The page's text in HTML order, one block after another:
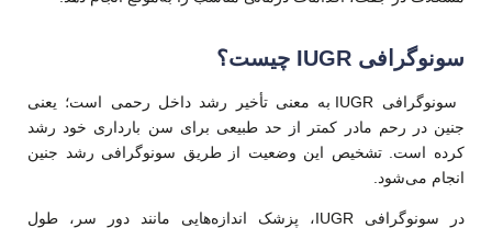
سونوگرافی IUGR چیست؟
سونوگرافی IUGR به معنی تأخیر رشد داخل رحمی است؛ یعنی
جنین در رحم مادر کمتر از حد طبیعی برای سن بارداری خود رشد
کرده است. تشخیص این وضعیت از طریق سونوگرافی رشد جنین
انجام می‌شود.
در سونوگرافی IUGR، پزشک اندازه‌هایی مانند دور سر، طول